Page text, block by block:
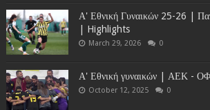
Α' Εθνική Γυναικών 25-26 |
| Highlights
March 29, 2026 0
Α' Εθνική γυναικών | ΑΕΚ -
October 12, 2025 0